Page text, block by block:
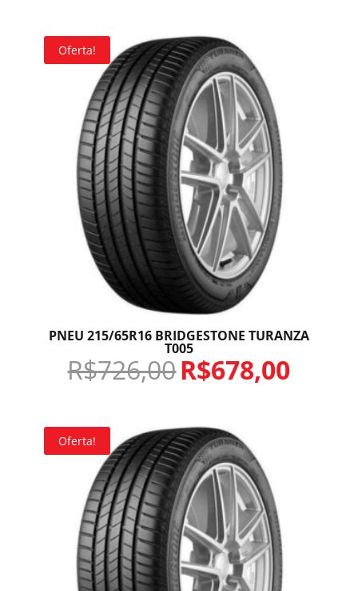
Oferta!
PNEU 215/65R16 BRIDGESTONE TURANZA
T005
R$726,00R$678,00
Oferta!